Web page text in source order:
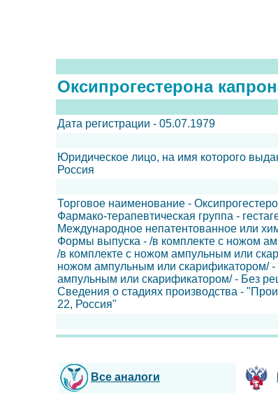
Оксипрогестерона
Дата регистрации - 05.07.1979
Юридическое лицо, на имя которого
Россия
Торговое наименование -
Фармако-терапевтическая группа -
Международное непатентованное или
Формы выпуска - /в комплекте с ножом
/в комплекте с ножом ампульным или
ножом ампульным или скарификатором/ -
ампульным или скарификатором/ - Без
Сведения о стадиях производства -
22, Россия"
Все аналоги